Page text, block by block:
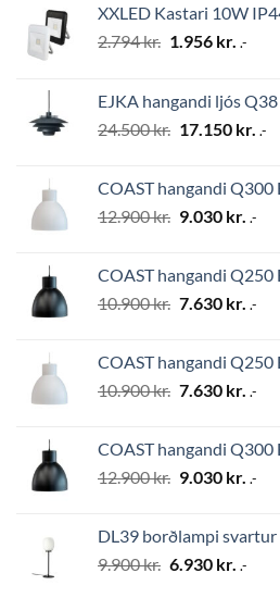
XXLED Kastari 10W
2.794kr. Original
2.794 kr..
1.956 kr.
1.956
.-
EJKA hangandi ljós
24.500kr. Original
24.500 kr..
17.150 kr. .-
COAST hangandi
12.900kr. Original
12.900 kr..
9.030 kr. .-
COAST hangandi Q250
10.900kr. Original
10.900 kr..
7.630 kr. .-
COAST hangandi
10.900kr. Original
10.900 kr..
7.630 kr. .-
COAST hangandi Q300
12.900kr. Original
12.900 kr..
9.030 kr. .-
DL39 borðlampi svartur
9.900kr. Original
6.930 kr. .-